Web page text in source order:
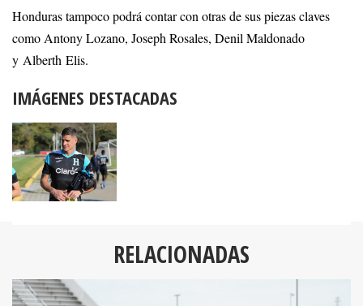
Honduras tampoco podrá contar con otras de sus piezas claves
como Antony Lozano, Joseph Rosales, Denil Maldonado
y Alberth Elis.
IMÁGENES DESTACADAS
RELACIONADAS